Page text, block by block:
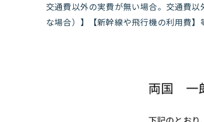
交通費以外の実費が無い場合。交通費
な場合）】【新幹線や飛行機の利用費】